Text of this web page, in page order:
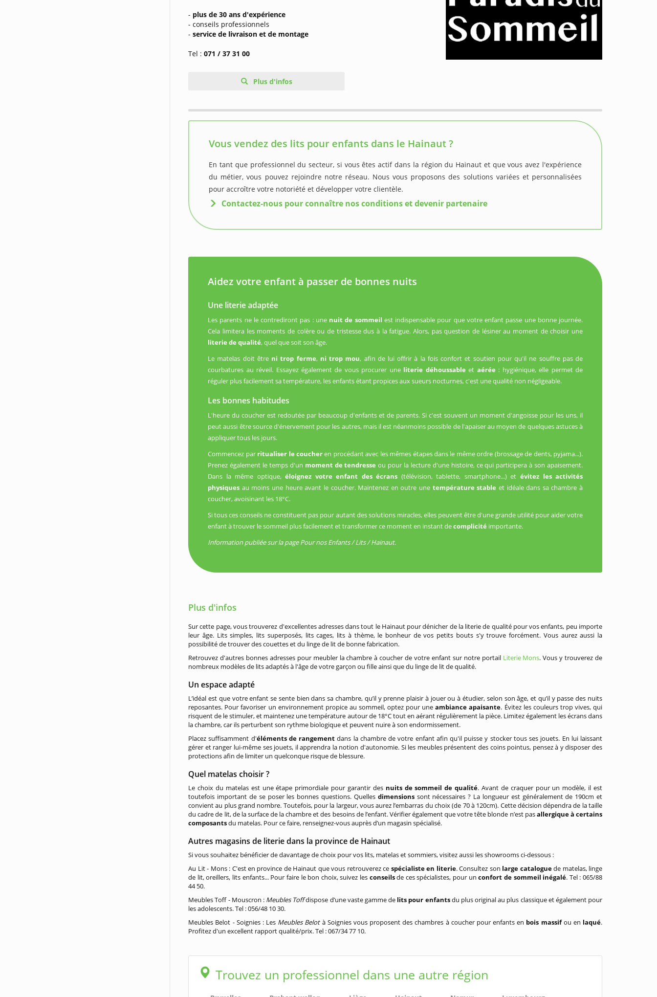
- plus de 30 ans d'expérience
- conseils professionnels
-service de livraison et de montage
Tel :071 / 37 31 00
Plus d'infos
Vous vendez des lits pour enfants dans le Hainaut ?
En tant que professionnel du secteur, si vous êtes actif dans la région du Hainaut et que vous avez l'expérience
du métier, vous pouvez rejoindre notre réseau. Nous vous proposons des solutions variées et personnalisées
pour accroître votre notoriété et développer votre clientèle.
Contactez-nous pour connaître nos conditions et devenir partenaire
Aidez votre enfant à passer de bonnes nuits
Une literie adaptée
Les parents ne le contrediront pas : une nuit de sommeil est indispensable pour que votre enfant passe une bonne journée.
Cela limitera les moments de colère ou de tristesse dus à la fatigue. Alors, pas question de lésiner au moment de choisir une
literie de qualité, quel que soit son âge.
Le matelas doit être ni trop ferme, ni trop mou, afin de lui offrir à la fois confort et soutien pour qu'il ne souffre pas de
courbatures au réveil. Essayez également de vous procurer une literie déhoussable et aérée : hygiénique, elle permet de
réguler plus facilement sa température, les enfants étant propices aux sueurs nocturnes, c'est une qualité non négligeable.
Les bonnes habitudes
L'heure du coucher est redoutée par beaucoup d'enfants et de parents. Si c'est souvent un moment d'angoisse pour les uns, il
peut aussi être source d'énervement pour les autres, mais il est néanmoins possible de l'apaiser au moyen de quelques astuces à
appliquer tous les jours.
Commencez par ritualiser le coucheren procédant avec les mêmes étapes dans le même ordre (brossage de dents, pyjama...).
Prenez également le temps d'un moment de tendresse ou pour la lecture d'une histoire, ce qui participera à son apaisement.
Dans la même optique,éloignez votre enfant des écrans (télévision, tablette, smartphone...) et évitez les activités
physiques au moins une heure avant le coucher. Maintenez en outre une température stable et idéale dans sa chambre à
coucher, avoisinant les 18°C.
Si tous ces conseils ne constituent pas pour autant des solutions miracles, elles peuvent être d'une grande utilité pour aider votre
enfant à trouver le sommeil plus facilement et transformer ce moment en instant decomplicité importante.
Information publiée sur la page Pour nos Enfants / Lits / Hainaut.
Plus d'infos
Sur cette page, vous trouverez d'excellentes adresses dans tout le Hainaut pour dénicher de la literie de qualité pour vos enfants, peu importe
leur âge. Lits simples, lits superposés, lits cages, lits à thème, le bonheur de vos petits bouts s'y trouve forcément. Vous aurez aussi la
possibilité de trouver des couettes et du linge de lit de bonne fabrication.
Retrouvez d'autres bonnes adresses pour meubler la chambre à coucher de votre enfant sur notre portail Literie Mons. Vous y trouverez de
nombreux modèles de lits adaptés à l'âge de votre garçon ou fille ainsi que du linge de lit de qualité.
Un espace adapté
L’idéal est que votre enfant se sente bien dans sa chambre, qu’il y prenne plaisir à jouer ou à étudier, selon son âge, et qu’il y passe des nuits
reposantes. Pour favoriser un environnement propice au sommeil, optez pour une ambiance apaisante. Évitez les couleurs trop vives, qui
risquent de le stimuler, et maintenez une température autour de 18°C tout en aérant régulièrement la pièce. Limitez également les écrans dans
la chambre, car ils perturbent son rythme biologique et peuvent nuire à son endormissement.
Placez suffisamment d'éléments de rangementdans la chambre de votre enfant afin qu'il puisse y stocker tous ses jouets. En lui laissant
gérer et ranger lui-même ses jouets, il apprendra la notion d'autonomie. Si les meubles présentent des coins pointus, pensez à y disposer des
protections afin de limiter un quelconque risque de blessure.
Quel matelas choisir ?
Le choix du matelas est une étape primordiale pour garantir des nuits de sommeil de qualité. Avant de craquer pour un modèle, il est
toutefois important de se poser les bonnes questions. Quelles dimensionssont nécessaires ? La longueur est généralement de 190cm et
convient au plus grand nombre. Toutefois, pour la largeur, vous aurez l’embarras du choix (de 70 à 120cm). Cette décision dépendra de la taille
du cadre de lit, de la surface de la chambre et des besoins de l’enfant. Vérifier également que votre tête blonde n’est pasallergique à certains
composantsdu matelas. Pour ce faire, renseignez-vous auprès d’un magasin spécialisé.
Autres magasins de literie dans la province de Hainaut
Si vous souhaitez bénéficier de davantage de choix pour vos lits, matelas et sommiers, visitez aussi les showrooms ci-dessous :
Au Lit - Mons : C'est en province de Hainaut que vous retrouverez ce spécialiste en literie. Consultez son large cataloguede matelas, linge
de lit, oreillers, lits enfants... Pour faire le bon choix, suivez les conseilsde ces spécialistes, pour unconfort de sommeil inégalé. Tel : 065/88
44 50.
Meubles Toff - Mouscron : Meubles Toffdispose d’une vaste gamme de lits pour enfantsdu plus original au plus classique et également pour
les adolescents. Tel : 056/48 10 30.
Meubles Belot - Soignies : Les Meubles Belot à Soignies vous proposent des chambres à coucher pour enfants en bois massifou en laqué.
Profitez d'un excellent rapport qualité/prix. Tel : 067/34 77 10.
Trouvez un professionnel dans une autre région